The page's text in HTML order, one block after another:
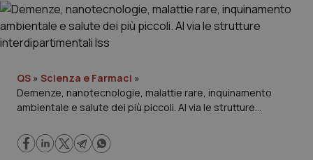
Cronache
Governo e Parlamento
Regioni e Asl
Lavoro e Professioni
QS » Scienza e Farmaci »
Demenze, nanotecnologie, malattie rare, inquinamento
ambientale e salute dei più piccoli. Al via le strutture